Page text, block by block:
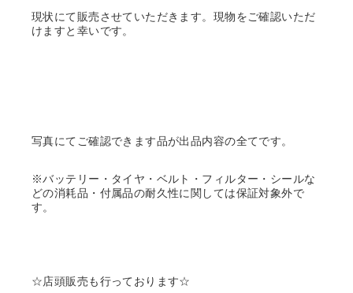
現状にて販売させていただきます。現物をご確認いただ
けますと幸いです。
写真にてご確認できます品が出品内容の全てです。
※バッテリー・タイヤ・ベルト・フィルター・シールな
どの消耗品・付属品の耐久性に関しては保証対象外で
す。
☆店頭販売も行っております☆